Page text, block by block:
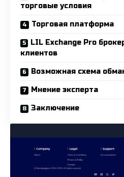
торговые условия
Торговая платформа
LIL Exchange Pro
клиентов
Возможная схема
Мнение эксперта
Заключение